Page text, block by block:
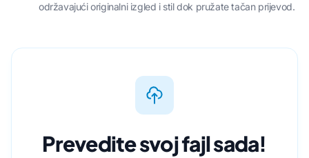
održavajući originalni izgled i stil dok pružate tačan prijevod.
Prevedite svoj fajl sada!